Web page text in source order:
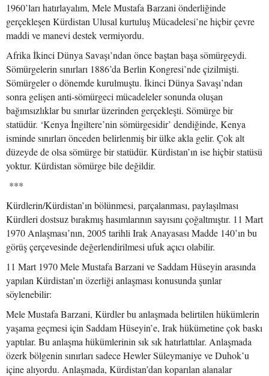
1960’ları hatırlayalım, Mele Mustafa Barzani önderliğinde
gerçekleşen Kürdistan Ulusal kurtuluş Mücadelesi’ne hiçbir çevre
maddi ve manevi destek vermiyordu.
Afrika İkinci Dünya Savaşı’ndan önce baştan başa sömürgeydi.
Sömürgelerin sınırları 1886’da Berlin Kongresi’nde çizilmişti.
Sömürgeler o dönemde kurulmuştu. İkinci Dünya Savaşı’ndan
sonra gelişen anti-sömürgeci mücadeleler sonunda oluşan
bağımsızlıklar bu sınırlar üzerinden gerçekleşti. Sömürge bir
statüdür. ‘Kenya İngiltere’nin sömürgesidir’ dendiğinde, Kenya
isminde sınırları önceden belirlenmiş bir ülke akla gelir. Çok alt
düzeyde de olsa sömürge bir statüdür. Kürdistan’ın ise hiçbir statüsü
yoktur. Kürdistan sömürge bile değildir.
***
Kürdlerin/Kürdistan’ın bölünmesi, parçalanması, paylaşılması
Kürdleri dostsuz bırakmış hasımlarının sayısını çoğaltmıştır. 11 Mart
1970 Anlaşması’nın, 2005 tarihli Irak Anayasası Madde 140’ın bu
görüş çerçevesinde değerlendirilmesi ufuk açıcı olabilir.
11 Mart 1970 Mele Mustafa Barzani ve Saddam Hüseyin arasında
yapılan Kürdistan’ın özerliği anlaşması konusunda şunlar
söylenebilir:
Mele Mustafa Barzani, Kürdler bu anlaşmada belirtilen hükümlerin
yaşama geçmesi için Saddam Hüseyin’e, Irak hükümetine çok baskı
yaptılar. Bu anlaşma hükümlerinin sık sık hatırlattılar. Anlaşmada
özerk bölgenin sınırları sadece Hewler Süleymaniye ve Duhok’u
içine alıyordu. Anlaşmada, Kürdistan’dan koparılan alanalar